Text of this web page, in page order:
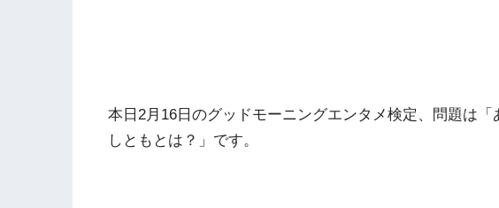
本日2月16日のグッドモーニングエンタメ検定、問題は
しともとは？」です。